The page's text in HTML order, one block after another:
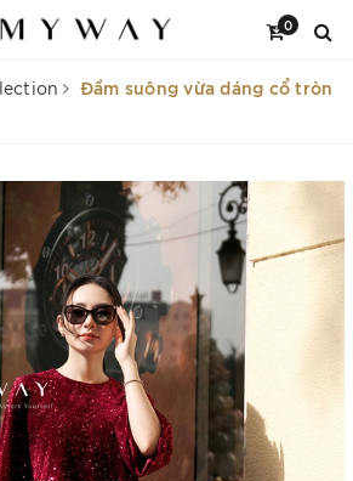
0
Đầm suông vừa dáng cổ tròn